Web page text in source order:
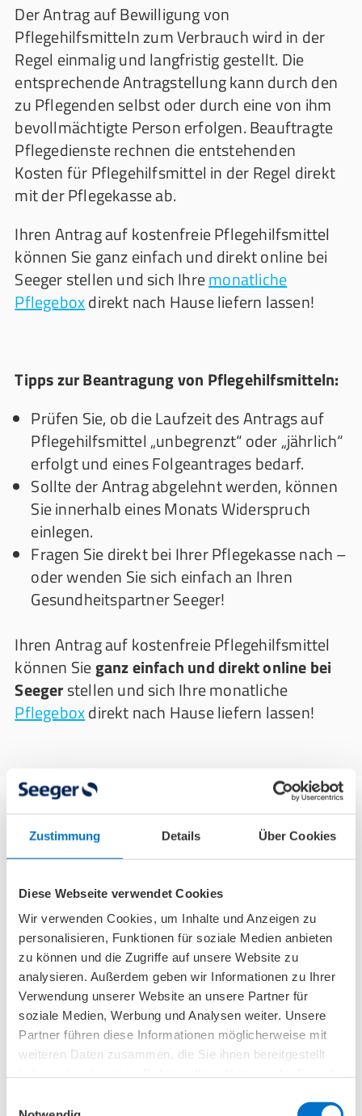
Zustimmung Details Über Cookies
Diese Webseite verwendet Cookies
Wir verwenden Cookies, um Inhalte und Anzeigen zu
personalisieren, Funktionen für soziale Medien anbieten
zu können und die Zugriffe auf unsere Website zu
analysieren. Außerdem geben wir Informationen zu Ihrer
Verwendung unserer Website an unsere Partner für
soziale Medien, Werbung und Analysen weiter. Unsere
Partner führen diese Informationen möglicherweise mit
weiteren Daten zusammen, die Sie ihnen bereitgestellt
Der Antrag auf Bewilligung von
Pflegehilfsmitteln zum Verbrauch wird in der
Regel einmalig und langfristig gestellt. Die
entsprechende Antragstellung kann durch den
zu Pflegenden selbst oder durch eine von ihm
bevollmächtigte Person erfolgen. Beauftragte
Pflegedienste rechnen die entstehenden
Kosten für Pflegehilfsmittel in der Regel direkt
mit der Pflegekasse ab.
Ihren Antrag auf kostenfreie Pflegehilfsmittel
können Sie ganz einfach und direkt online bei
Seeger stellen und sich Ihremonatliche
Pflegeboxdirekt nach Hause liefern lassen!
Tipps zur Beantragung von Pflegehilfsmitteln:
Prüfen Sie, ob die Laufzeit des Antrags auf
Pflegehilfsmittel „unbegrenzt“ oder „jährlich“
erfolgt und eines Folgeantrages bedarf.
Sollte der Antrag abgelehnt werden, können
Sie innerhalb eines Monats Widerspruch
einlegen.
Fragen Sie direkt bei Ihrer Pflegekasse nach –
oder wenden Sie sich einfach an Ihren
Gesundheitspartner Seeger!
Ihren Antrag auf kostenfreie Pflegehilfsmittel
können Sieganz einfach und direkt online bei
Seegerstellen und sich Ihre monatliche
Pflegeboxdirekt nach Hause liefern lassen!
Wieso Sie Pflegehilfsmittel im
Sanitätsfachhandel kaufen sollten
Nicht nur Hygieneprodukte und
Pflegehilfsmittel zum Verbrauch, sondern
zunehmend auch technische Pflegehilfsmittel
finden Sie im klassischen Einzelhandel, wie in
der Drogerie. Dennochempfiehlt sich der Kauf
im Gesundheitshausaus unterschiedlichen
Gründen:
Sie profitieren von Fachkompetenz und
langjähriger Erfahrung.